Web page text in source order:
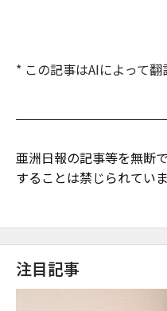
* この記事はAIによって翻
亜洲日報の記事等を無断
することは禁じられていま
注目記事